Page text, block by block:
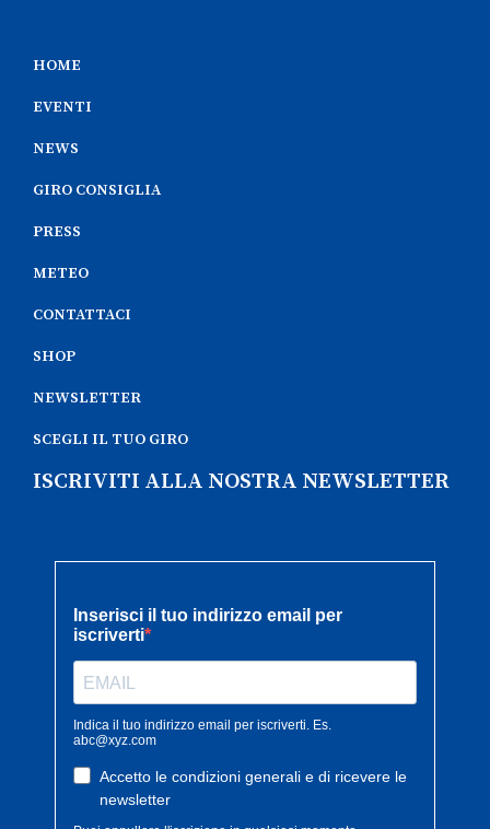
HOME
EVENTI
NEWS
GIRO CONSIGLIA
PRESS
METEO
CONTATTACI
SHOP
NEWSLETTER
SCEGLI IL TUO GIRO
ISCRIVITI ALLA NOSTRA NEWSLETTER